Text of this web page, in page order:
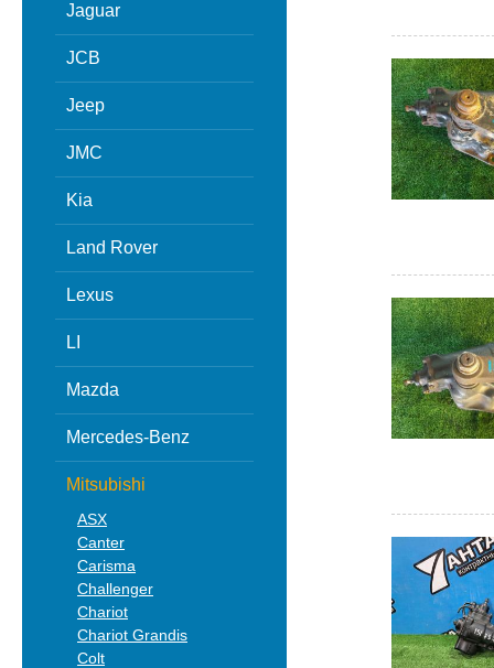
Jaguar
JCB
Jeep
JMC
Kia
Land Rover
Lexus
LI
Mazda
Mercedes-Benz
Mitsubishi
ASX
Canter
Carisma
Challenger
Chariot
Chariot Grandis
Colt